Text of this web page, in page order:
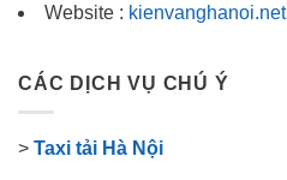
Website : kienvanghanoi.net
CÁC DỊCH VỤ CHÚ Ý
> Taxi tải Hà Nội